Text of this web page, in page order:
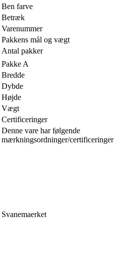
Ben farve
Betræk
Varenummer
Pakkens mål og vægt
Antal pakker
Pakke A
Bredde
Dybde
Højde
Vægt
Certificeringer
Denne vare har følgende
mærkningsordninger/certificeringer
Svanemaerket